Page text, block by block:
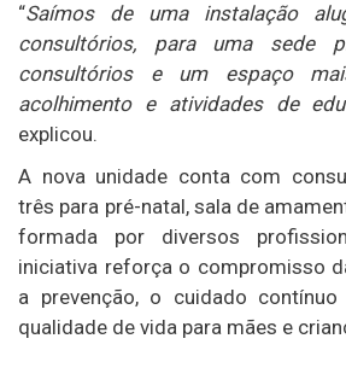
“Saímos de uma instalação
consultórios, para uma sede
consultórios e um espaço
acolhimento e atividades de
explicou.
A nova unidade conta com
três para pré-natal, sala de
formada por diversos
iniciativa reforça o compromisso
a prevenção, o cuidado
qualidade de vida para mães e